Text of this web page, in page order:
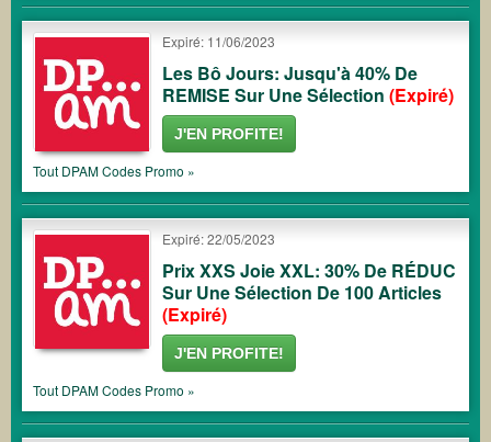
Expiré: 11/06/2023
Les Bô Jours: Jusqu'à 40% De
REMISE Sur Une Sélection (Expiré)
J'EN PROFITE!
Tout DPAMCodes Promo »
Expiré: 22/05/2023
Prix XXS Joie XXL: 30% De RÉDUC
Sur Une Sélection De 100 Articles
(Expiré)
J'EN PROFITE!
Tout DPAMCodes Promo »